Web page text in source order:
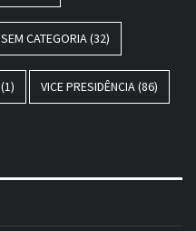
SEM CATEGORIA(32)
(1) VICE PRESIDÊNCIA(86)